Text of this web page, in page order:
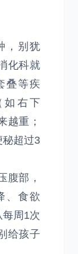
，别犹
化科就
叠等疾
如右下
越重；
超过3
腹部，
、食欲
周1次
给孩子